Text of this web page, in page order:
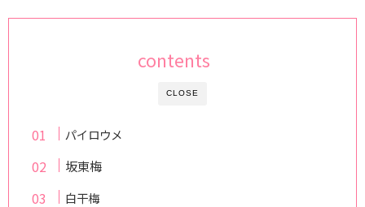
CLOSE
contents
パイロウメ
坂東梅
白干梅